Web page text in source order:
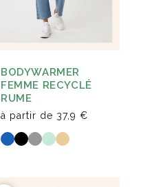
BODYWARMER
FEMME RECYCLÉ
RUME
à partir de 37,9 €